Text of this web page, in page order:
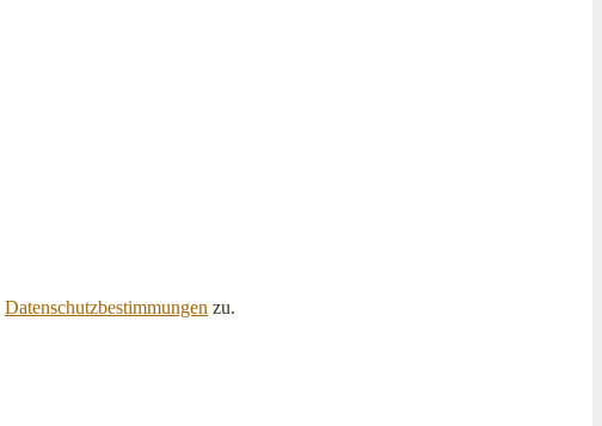
Datenschutzbestimmungen zu.